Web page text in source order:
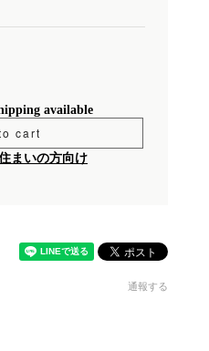
available
cart
まいの方向け
通報する